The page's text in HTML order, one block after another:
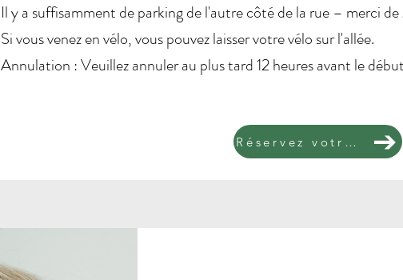
Il y a suffisamment de parking de l'autre côté de la rue – merci
Si vous venez en vélo, vous pouvez laisser votre vélo sur l'allée.
Annulation : Veuillez annuler au plus tard 12 heures avant le
Réservez votre tapis